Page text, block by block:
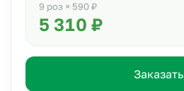
9 роз × 590 ₽
5 310 ₽
Заказать